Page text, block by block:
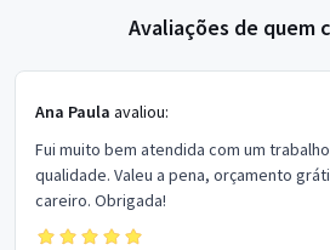
Avaliações de quem
Ana Paula avaliou:
Fui muito bem atendida com um
qualidade. Valeu a pena, orçamento
careiro. Obrigada!